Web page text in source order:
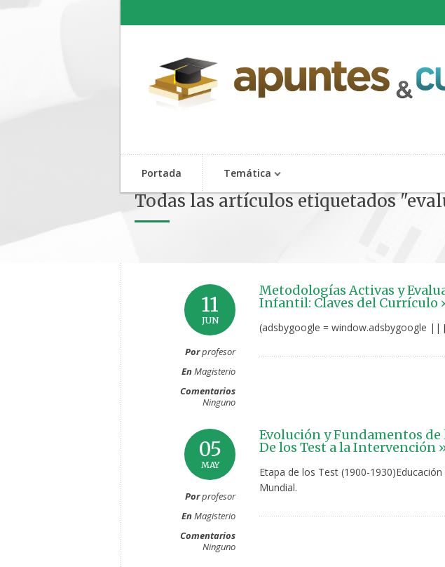
Portada Temática
Todas las artículos etiquetados
11
JUN
Porprofesor
EnMagisterio
Comentarios
Ninguno
Metodologías Activas y
Infantil: Claves del Currículo
(adsbygoogle = window.adsbygoogle ||
05
MAY
Porprofesor
EnMagisterio
Comentarios
Ninguno
Evolución y Fundamentos de
De los Test a la Intervención
Etapa de los Test (1900-
Mundial.